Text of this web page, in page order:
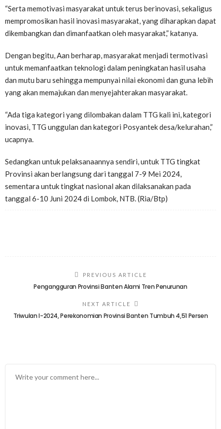
“Serta memotivasi masyarakat untuk terus berinovasi, sekaligus
mempromosikan hasil inovasi masyarakat, yang diharapkan dapat
dikembangkan dan dimanfaatkan oleh masyarakat,” katanya.
Dengan begitu, Aan berharap, masyarakat menjadi termotivasi
untuk memanfaatkan teknologi dalam peningkatan hasil usaha
dan mutu baru sehingga mempunyai nilai ekonomi dan guna lebih
yang akan memajukan dan menyejahterakan masyarakat.
“Ada tiga kategori yang dilombakan dalam TTG kali ini, kategori
inovasi, TTG unggulan dan kategori Posyantek desa/kelurahan,”
ucapnya.
Sedangkan untuk pelaksanaannya sendiri, untuk TTG tingkat
Provinsi akan berlangsung dari tanggal 7-9 Mei 2024,
sementara untuk tingkat nasional akan dilaksanakan pada
tanggal 6-10 Juni 2024 di Lombok, NTB. (Ria/Btp)
PREVIOUS ARTICLE
Pengangguran Provinsi Banten Alami Tren Penurunan
NEXT ARTICLE
Triwulan I-2024, Perekonomian Provinsi Banten Tumbuh 4,51 Persen